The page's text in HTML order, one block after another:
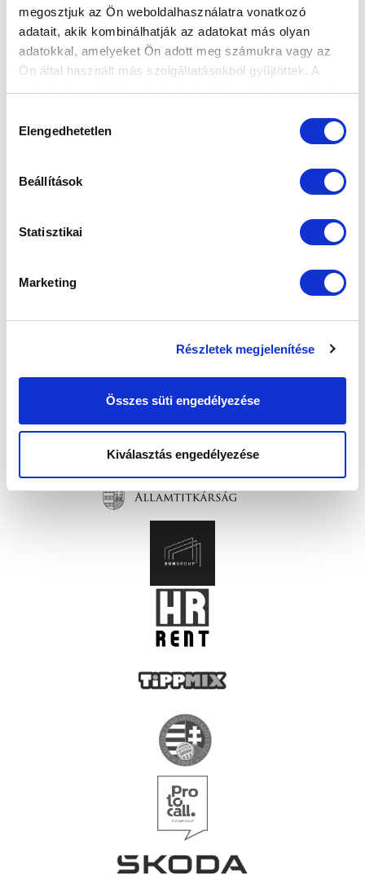
megosztjuk az Ön weboldalhasználatra vonatkozó
adatait, akik kombinálhatják az adatokat más olyan
adatokkal, amelyeket Ön adott meg számukra vagy az
Ön által használt más szolgáltatásokból gyűjtöttek. A
weboldalon való böngészés folytatásával Ön hozzájárul a
kiválasztása
Elengedhetetlen
Beállítások
Statisztikai
Marketing
Részletek megjelenítése
Összes süti engedélyezése
Kiválasztás engedélyezése
FELIRATKOZOM